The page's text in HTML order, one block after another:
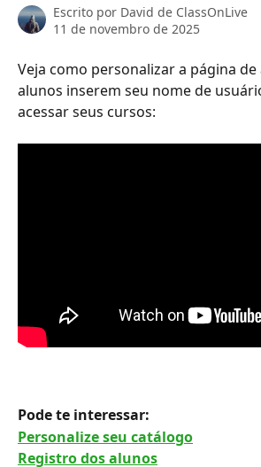
Escrito por David de ClassOnLive
11 de novembro de 2025
Veja como personalizar a página de
alunos inserem seu nome de
acessar seus cursos:
Pode te interessar:
Personalize seu catálogo
Registro dos alunos